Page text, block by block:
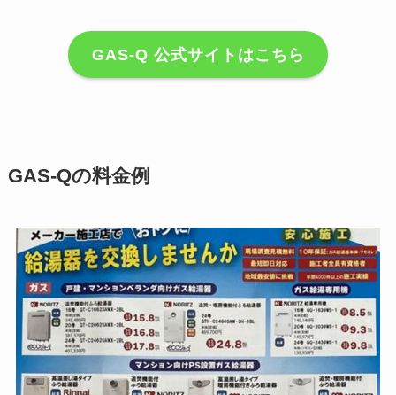
GAS-Q 公式サイトはこちら
GAS-Qの料金例